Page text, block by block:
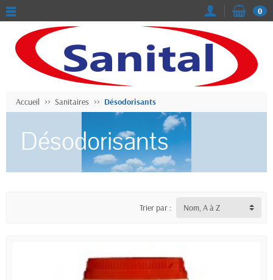
0
Accueil Sanitaires Désodorisants
Désodorisants
Trier par : Nom, A à Z